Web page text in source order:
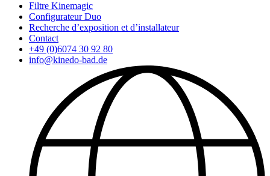
Filtre Kinemagic
Configurateur Duo
Recherche d’exposition et d’installateur
Contact
+49 (0)6074 30 92 80
info@kinedo-bad.de